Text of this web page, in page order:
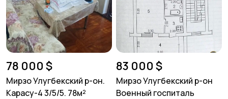
78 000 $
Мирзо Улугбекский р-он.
Карасу-4 3/5/5. 78м²
83 000 $
Мирзо Улугбекский р-он
Военный госпиталь